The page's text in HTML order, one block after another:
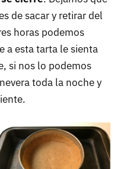
de sacar y retirar del
horas podemos
a esta tarta le sienta
si nos lo podemos
toda la noche y